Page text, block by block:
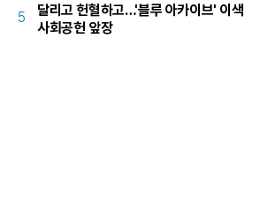
5
달리고 헌혈하고…'블루 아카이브' 이색
사회공헌 앞장